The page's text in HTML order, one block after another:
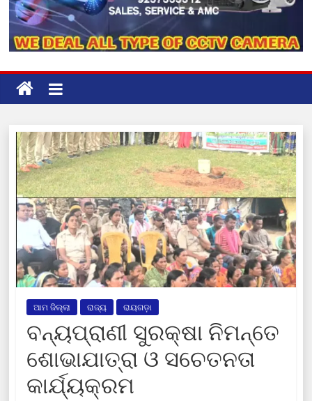
ଆମ ଜିଲ୍ଲା ରାଜ୍ୟ ରାୟଗଡ଼ା
ବନ୍ୟପ୍ରାଣୀ ସୁରକ୍ଷା ନିମନ୍ତେ
ଶୋଭାଯାତ୍ରା ଓ ସଚେତନତା
କାର୍ଯ୍ୟକ୍ରମ